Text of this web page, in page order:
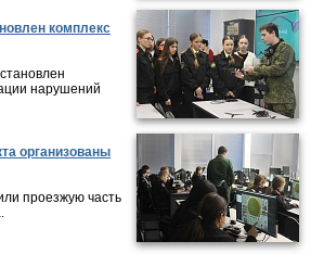
комплекс
нарушений
организованы
проезжую часть